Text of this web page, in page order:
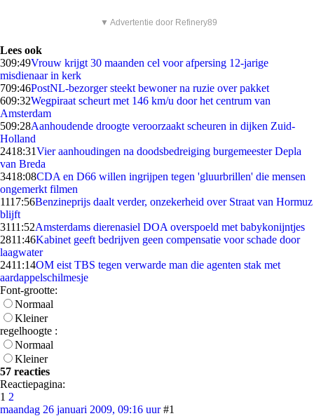
▼ Advertentie door Refinery89
Lees ook
309:49Vrouw krijgt 30 maanden cel voor afpersing 12-jarige
misdienaar in kerk
709:46PostNL-bezorger steekt bewoner na ruzie over pakket
609:32Wegpiraat scheurt met 146 km/u door het centrum van
Amsterdam
509:28Aanhoudende droogte veroorzaakt scheuren in dijken Zuid-
Holland
2418:31Vier aanhoudingen na doodsbedreiging burgemeester Depla
van Breda
3418:08CDA en D66 willen ingrijpen tegen 'gluurbrillen' die mensen
ongemerkt filmen
1117:56Benzineprijs daalt verder, onzekerheid over Straat van Hormuz
blijft
3111:52Amsterdams dierenasiel DOA overspoeld met babykonijntjes
2811:46Kabinet geeft bedrijven geen compensatie voor schade door
laagwater
2411:14OM eist TBS tegen verwarde man die agenten stak met
aardappelschilmesje
Font-grootte:
Normaal
Kleiner
regelhoogte :
Normaal
Kleiner
57 reacties
Reactiepagina:
1 2
maandag 26 januari 2009, 09:16 uur #1